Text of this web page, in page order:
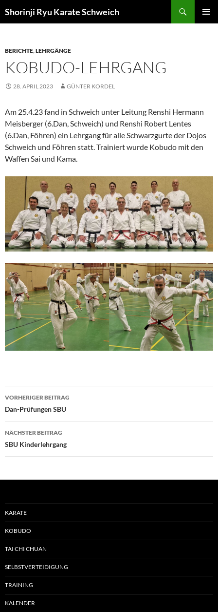
Inhalt
Shorinji Ryu Karate Schweich
BERICHTE,LEHRGÄNGE
KOBUDO-LEHRGANG
28. APRIL 2023 GÜNTER KORDEL
Am 25.4.23 fand in Schweich unter Leitung Renshi Hermann
Meisberger (6.Dan, Schweich) und Renshi Robert Lentes
(6.Dan, Föhren) ein Lehrgang für alle Schwarzgurte der Dojos
Schweich und Föhren statt. Trainiert wurde Kobudo mit den
Waffen Sai und Kama.
Beitragsnavigation
VORHERIGER BEITRAG
Dan-Prüfungen SBU
NÄCHSTER BEITRAG
SBU Kinderlehrgang
KARATE
KOBUDO
TAI CHI CHUAN
SELBSTVERTEIDIGUNG
TRAINING
KALENDER